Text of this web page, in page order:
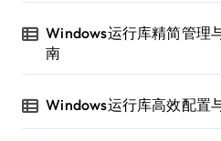
Windows运行库精简管理
南
Windows运行库高效配置